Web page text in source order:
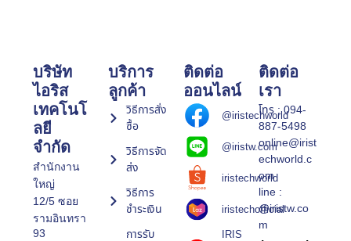
บริษัท
ไอริส
เทคโนโ
ลยี
จำกัด
สำนักงาน
ใหญ่
12/5 ซอย
รามอินทรา
93
บริการ
ลูกค้า
วิธีการสั่ง
ซื้อ
วิธีการจัด
ส่ง
วิธีการ
ชำระเงิน
การรับ
ติดต่อ
ออนไลน์
@iristechworld
@iristw.com
iristechworld
iristechofficial
IRIS
ติดต่อ
เรา
โทร : 094-
887-5498
online@irist
echworld.c
om
line :
@iristw.co
m